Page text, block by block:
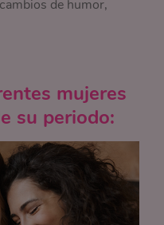
de humor,
mujeres
su periodo: